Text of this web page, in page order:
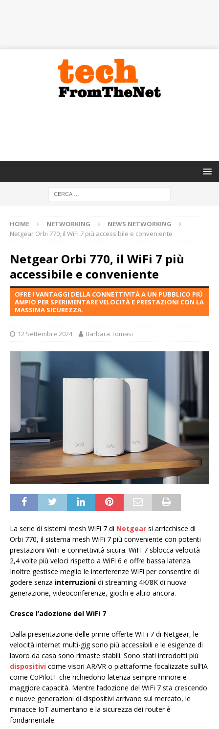
HOME NETWORKING
NEWS NETWORKING
Netgear Orbi 770, il WiFi 7 più accessibile e conveniente
Netgear Orbi 770, il WiFi 7 più
accessibile e conveniente
OFRE I VANTAGGI DELLA CONNETTIVITÀ A UN PUBBLICO PIÙ
AMPIO PER SPERIMENTARE VELOCITÀ E PRESTAZIONI CON LA
MASSIMA SICUREZZA.
12 Settembre 2024 Barbara Tomasi
La serie di sistemi mesh WiFi 7 di Netgear si arricchisce di
Orbi 770, il sistema mesh WiFi 7 più conveniente con potenti
prestazioni WiFi e connettività sicura. WiFi 7 sblocca velocità
2,4 volte più veloci rispetto a WiFi 6 e offre bassa latenza.
Inoltre gestisce meglio le interferenze WiFi per consentire di
godere senza interruzioni di streaming 4K/8K di nuova
generazione, videoconferenze, giochi e altro ancora.
Cresce l’adozione del WiFi 7
Dalla presentazione delle prime offerte WiFi 7 di Netgear, le
velocità internet multi-gig sono più accessibili e le esigenze di
lavoro da casa sono rimaste stabili. Sono stati introdotti più
dispositivi come visori AR/VR o piattaforme focalizzate sull’IA
come CoPilot+ che richiedono latenza sempre minore e
maggiore capacità. Mentre l’adozione del WiFi 7 sta crescendo
e nuove generazioni di dispositivi arrivano sul mercato, le
minacce IoT aumentano e la sicurezza dei router è
fondamentale.